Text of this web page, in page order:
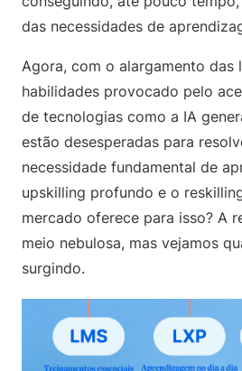
das necessidades de
Agora, com o alargamento das
habilidades provocado pelo
de tecnologias como a IA
estão desesperadas para
necessidade fundamental de
upskilling profundo e o
mercado oferece para isso? A
meio nebulosa, mas vejamos
surgindo.